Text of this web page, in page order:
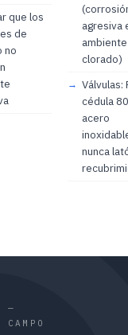
que los
de
no
agresiva
ambiente
clorado)
Válvulas:
cédula
acero
nunca
—